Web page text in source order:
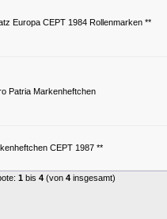
Europa CEPT 1984 Rollenmarken **
Patria Markenheftchen
CEPT 1987 **
1 bis 4 (von 4 insgesamt)